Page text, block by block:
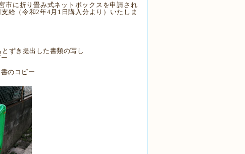
市に 折り畳み式ネットボックス を申請され
給（令和2年4月 1日購入分 より）いたしま
ずき提出 した書類の写し
のコピー